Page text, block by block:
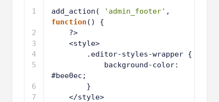
1
2
3
4
5
6
7
add_action( 'admin_footer'
function () {
?>
<style>
.editor-styles-wrapper {
background-color:
#bee0ec;
}
</style>